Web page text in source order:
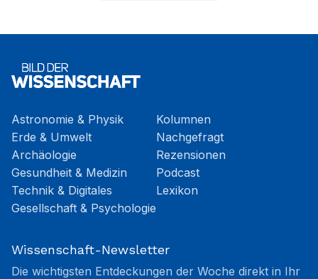
Astronomie & Physik
Erde & Umwelt
Archäologie
Gesundheit & Medizin
Technik & Digitales
Gesellschaft & Psychologie
Kolumnen
Nachgefragt
Rezensionen
Podcast
Lexikon
Wissenschaft-Newsletter
Die wichtigsten Entdeckungen der Woche direkt in Ihr